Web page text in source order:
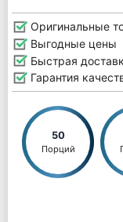
Оригинальные
Выгодные цены
Быстрая
Гарантия
50
Порций